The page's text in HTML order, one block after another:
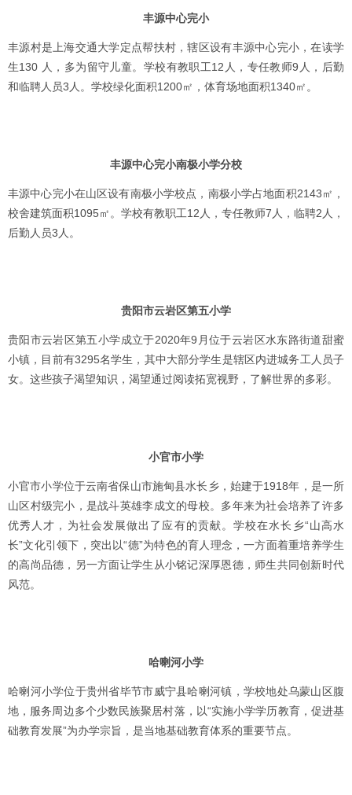
丰源中心完小
丰源村是上海交通大学定点帮扶村，辖区设有丰源中心完小，在读学
生130 人，多为留守儿童。学校有教职工12人，专任教师9人，后勤
和临聘人员3人。学校绿化面积1200㎡，体育场地面积1340㎡。
丰源中心完小南极小学分校
丰源中心完小在山区设有南极小学校点，南极小学占地面积2143㎡，
校舍建筑面积1095㎡。学校有教职工12人，专任教师7人，临聘2人，
后勤人员3人。
贵阳市云岩区第五小学
贵阳市云岩区第五小学成立于2020年9月位于云岩区水东路街道甜蜜
小镇，目前有3295名学生，其中大部分学生是辖区内进城务工人员子
女。这些孩子渴望知识，渴望通过阅读拓宽视野，了解世界的多彩。
小官市小学
小官市小学位于云南省保山市施甸县水长乡，始建于1918年，是一所
山区村级完小，是战斗英雄李成文的母校。多年来为社会培养了许多
优秀人才，为社会发展做出了应有的贡献。学校在水长乡“山高水
长”文化引领下，突出以“德”为特色的育人理念，一方面着重培养学生
的高尚品德，另一方面让学生从小铭记深厚恩德，师生共同创新时代
风范。
哈喇河小学
哈喇河小学位于贵州省毕节市威宁县哈喇河镇，学校地处乌蒙山区腹
地，服务周边多个少数民族聚居村落，以“实施小学学历教育，促进基
础教育发展”为办学宗旨，是当地基础教育体系的重要节点。